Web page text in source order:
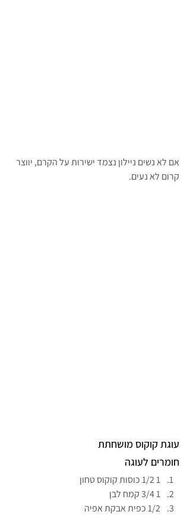
אם לא נשים ניילון נצמד ישירות על הקרם, יווצר
קרום לא נעים.
עוגת קוקוס מושחתת
חומרים לעוגה
1 1/2 כוסות קוקוס טחון
1 3/4 קמח לבן
1/2 כפית אבקת אפיה